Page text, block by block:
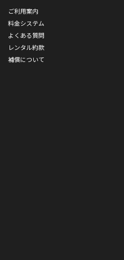
ご利用案内
料金システム
よくある質問
レンタル約款
補償について